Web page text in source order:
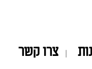
צרו קשר